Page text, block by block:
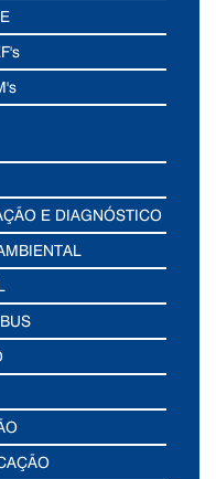
E DIAGNÓSTICO